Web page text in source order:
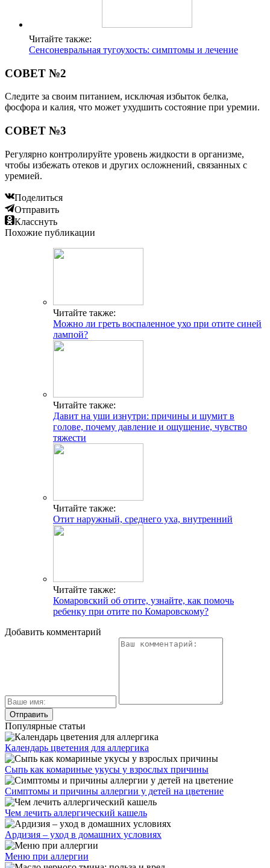
Читайте также:
Сенсоневральная тугоухость: симптомы и лечение
СОВЕТ №2
Следите за своим питанием, исключая избыток белка,
фосфора и калия, что может ухудшить состояние при уремии.
СОВЕТ №3
Регулярно контролируйте уровень жидкости в организме,
чтобы избежать отеков и других осложнений, связанных с
уремией.
Поделиться
Отправить
Класснуть
Похожие публикации
Читайте также:
Можно ли греть воспаленное ухо при отите синей
лампой?
Читайте также:
Давит на уши изнутри: причины и шумит в
голове, почему давление и ощущение, чувство
тяжести
Читайте также:
Отит наружный, среднего уха, внутренний
Читайте также:
Комаровский об отите, узнайте, как помочь
ребенку при отите по Комаровскому?
Добавить комментарий
Популярные статьи
Календарь цветения для аллергика
Сыпь как комариные укусы у взрослых причины
Симптомы и причины аллергии у детей на цветение
Чем лечить аллергический кашель
Ардизия – уход в домашних условиях
Меню при аллергии